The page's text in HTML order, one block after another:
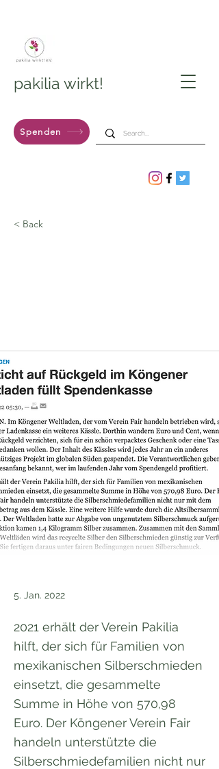
pakilia wirkt!
Spenden
< Back
5. Jan. 2022
2021 erhält der Verein Pakilia
hilft, der sich für Familien von
mexikanischen Silberschmieden
einsetzt, die gesammelte
Summe in Höhe von 570,98
Euro. Der Köngener Verein Fair
handeln unterstützte die
Silberschmiedefamilien nicht nur